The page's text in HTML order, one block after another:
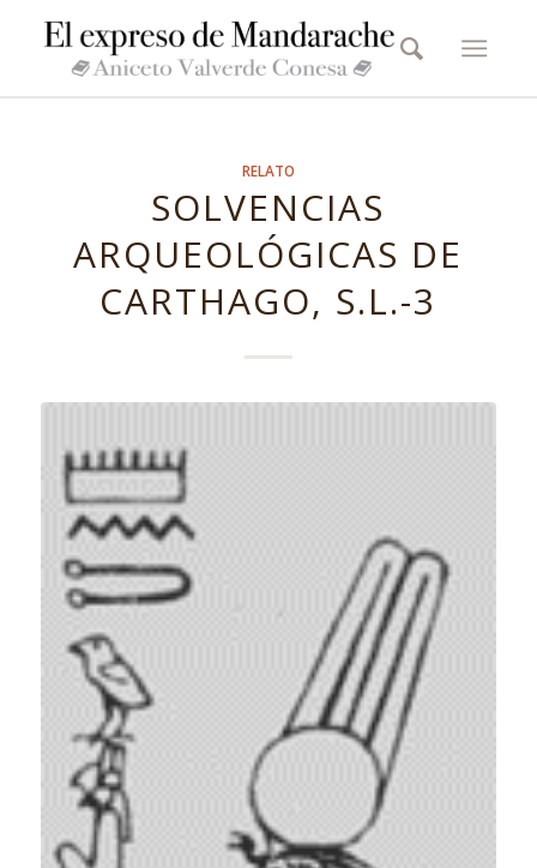
RELATO
SOLVENCIAS
ARQUEOLÓGICAS DE
CARTHAGO, S.L.-3